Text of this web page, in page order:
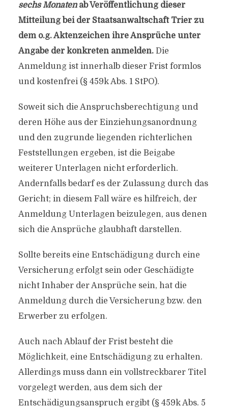
sechs Monaten ab Veröffentlichung dieser
Mitteilung bei der Staatsanwaltschaft Trier zu
dem o.g. Aktenzeichen ihre Ansprüche unter
Angabe der konkreten anmelden.Die
Anmeldung ist innerhalb dieser Frist formlos
und kostenfrei (§ 459k Abs. 1 StPO).
Soweit sich die Anspruchsberechtigung und
deren Höhe aus der Einziehungsanordnung
und den zugrunde liegenden richterlichen
Feststellungen ergeben, ist die Beigabe
weiterer Unterlagen nicht erforderlich.
Andernfalls bedarf es der Zulassung durch das
Gericht; in diesem Fall wäre es hilfreich, der
Anmeldung Unterlagen beizulegen, aus denen
sich die Ansprüche glaubhaft darstellen.
Sollte bereits eine Entschädigung durch eine
Versicherung erfolgt sein oder Geschädigte
nicht Inhaber der Ansprüche sein, hat die
Anmeldung durch die Versicherung bzw. den
Erwerber zu erfolgen.
Auch nach Ablauf der Frist besteht die
Möglichkeit, eine Entschädigung zu erhalten.
Allerdings muss dann ein vollstreckbarer Titel
vorgelegt werden, aus dem sich der
Entschädigungsanspruch ergibt (§ 459k Abs. 5